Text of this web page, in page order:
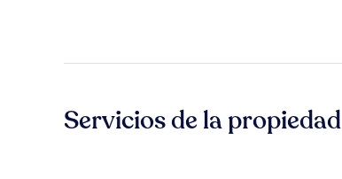
Servicios de la propiedad